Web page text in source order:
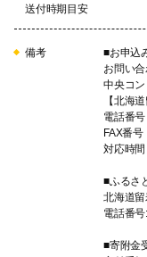
送付時期目安
備考
■お申込
お問い
中央コ
【北海
電話番
FAX番
対応時
■ふるさ
北海道
電話番
■寄附金